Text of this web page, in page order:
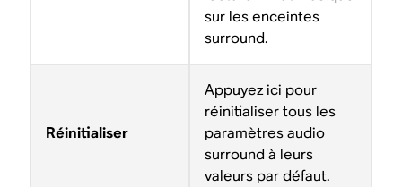
sur les enceintes
surround.
Réinitialiser
Appuyez ici pour
réinitialiser tous les
paramètres audio
surround à leurs
valeurs par défaut.